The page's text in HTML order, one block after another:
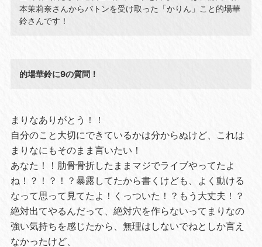
本茉莉奈さんからバトンを受け取った「かりん」こと的場華
鈴さんです！
的場華鈴に9の質問！
まりなありがとう！！
自分のこと大切にできているかは分からぬけど、これは
まりなにもそのまま言いたい！
あなた！！肋骨骨折したままマジでライブやってたよ
ね！？！？！？暴露してたから書くけども、よく動ける
なって思って見てたよ！くっついた！？もう大丈夫！？
絶対出てやるんだって、絶対穴を作らないってまりなの
強い気持ちを感じたから、無理はしないでねとしか言え
なかったけど、